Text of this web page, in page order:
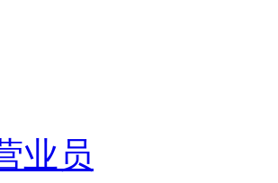
业员